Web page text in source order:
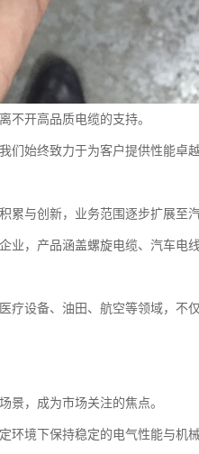
不开高品质电缆的支持。
始终致力于为客户提供性能卓
与创新，业务范围逐步扩展至
业，产品涵盖螺旋电缆、汽车电
疗设备、油田、航空等领域，不
景，成为市场关注的焦点。
环境下保持稳定的电气性能与机械